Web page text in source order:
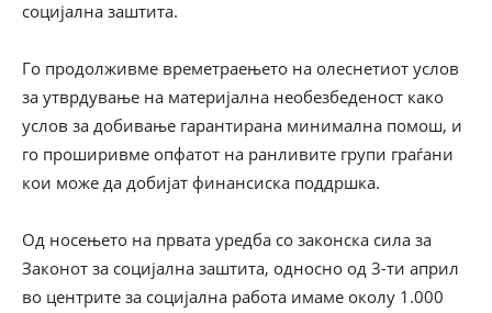
социјална заштита.
Го продолживме времетраењето на олеснетиот услов
за утврдување на материјална необезбеденост како
услов за добивање гарантирана минимална помош, и
го проширивме опфатот на ранливите групи граѓани
кои може да добијат финансиска поддршка.
Од носењето на првата уредба со законска сила за
Законот за социјална заштита, односно од 3-ти април
во центрите за социјална работа имаме околу 1.000